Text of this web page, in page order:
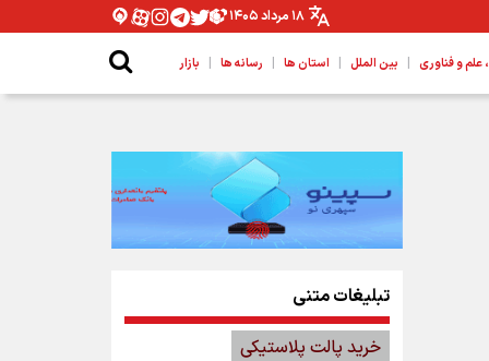
۱۸ مرداد ۱۴۰۵
و فناوری | بین الملل | استان ها | رسانه ها | بازار
تبلیغات متنی
خرید پالت پلاستیکی